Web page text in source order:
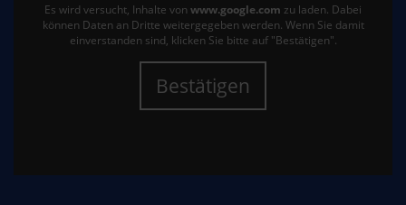
Es wird versucht, Inhalte von www.google.com zu laden. Dabei
können Daten an Dritte weitergegeben werden. Wenn Sie damit
einverstanden sind, klicken Sie bitte auf "Bestätigen".
Bestätigen